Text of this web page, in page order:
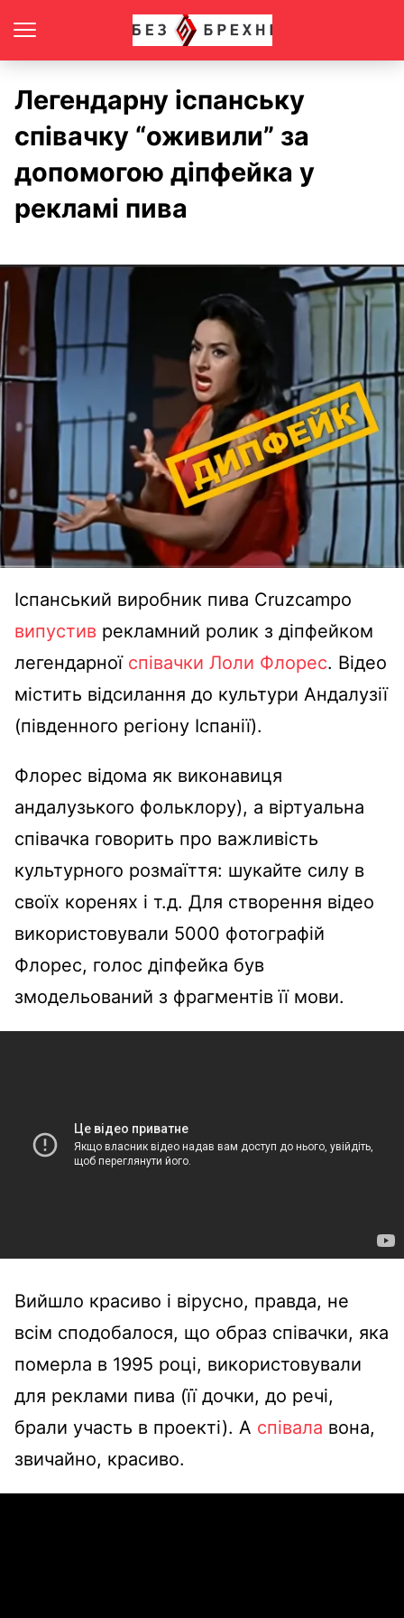
Легендарну іспанську
співачку “оживили” за
допомогою діпфейка у
рекламі пива
Іспанський виробник пива Cruzcampo
випустив рекламний ролик з діпфейком
легендарної співачки Лоли Флорес. Відео
містить відсилання до культури Андалузії
(південного регіону Іспанії).
Флорес відома як виконавиця
андалузького фольклору), а віртуальна
співачка говорить про важливість
культурного розмаїття: шукайте силу в
своїх коренях і т.д. Для створення відео
використовували 5000 фотографій
Флорес, голос діпфейка був
змодельований з фрагментів її мови.
Вийшло красиво і вірусно, правда, не
всім сподобалося, що образ співачки, яка
померла в 1995 році, використовували
для реклами пива (її дочки, до речі,
брали участь в проекті). А співала вона,
звичайно, красиво.